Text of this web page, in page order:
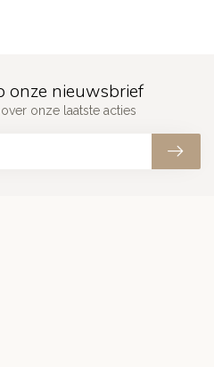
onze nieuwsbrief
onze laatste acties